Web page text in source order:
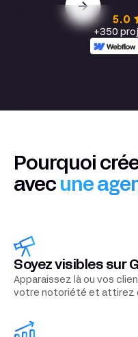
+350
Pourquoi
avec une
Soyez visibles sur
Apparaissez là ou vos
votre notoriété et attirez